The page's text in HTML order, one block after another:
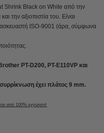
Shrink Black on White από την
την αξιοπιστία του. Είναι
ISO-9001 (άρα, σύμφωνα
PT-D200, PT-E110VP και
έχει πλάτος 9 mm.
από 100% εγγύηση!